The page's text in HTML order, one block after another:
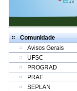
Comunidade
Avisos Gerais
UFSC
PROGRAD
PRAE
SEPLAN